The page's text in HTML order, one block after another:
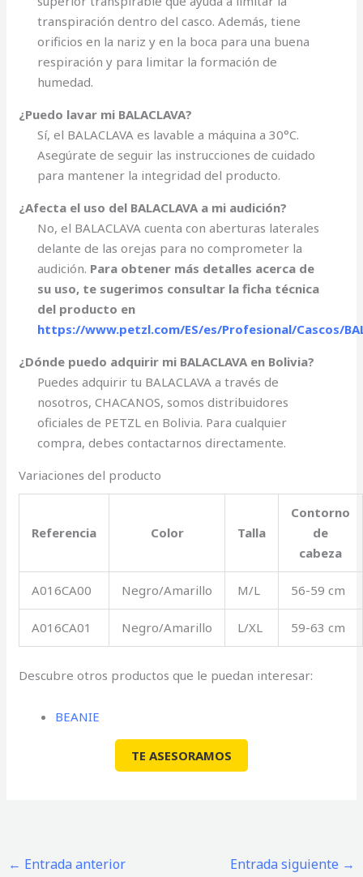
transpiración dentro del casco. Además, tiene
orificios en la nariz y en la boca para una buena
respiración y para limitar la formación de
humedad.
¿Puedo lavar mi BALACLAVA?
Sí, el BALACLAVA es lavable a máquina a 30°C.
Asegúrate de seguir las instrucciones de cuidado
para mantener la integridad del producto.
¿Afecta el uso del BALACLAVA a mi audición?
No, el BALACLAVA cuenta con aberturas laterales
delante de las orejas para no comprometer la
audición. Para obtener más detalles acerca de
su uso, te sugerimos consultar la ficha técnica
del producto en
https://www.petzl.com/ES/es/Profesional/Cascos/
¿Dónde puedo adquirir mi BALACLAVA en Bolivia?
Puedes adquirir tu BALACLAVA a través de
nosotros, CHACANOS, somos distribuidores
oficiales de PETZL en Bolivia. Para cualquier
compra, debes contactarnos directamente.
Variaciones del producto
Referencia Color Talla
Contorno
de
cabeza
A016CA00 Negro/Amarillo M/L 56-59 cm
A016CA01 Negro/Amarillo L/XL 59-63 cm
Descubre otros productos que le puedan interesar:
BEANIE
TE ASESORAMOS
← Entrada anterior Entrada siguiente →